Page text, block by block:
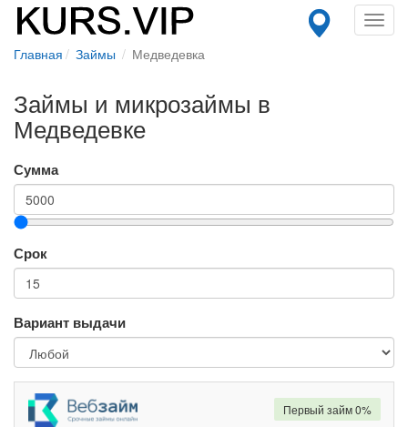
Главная Займы Медведевка
Займы и микрозаймы в
Медведевке
Сумма
Срок
Вариант выдачи
Первый займ 0%